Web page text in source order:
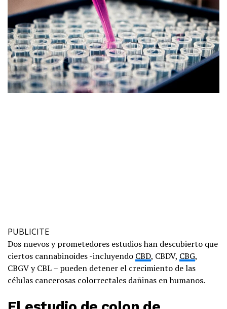
PUBLICITE
Dos nuevos y prometedores estudios han descubierto que
ciertos cannabinoides -incluyendo CBD, CBDV, CBG,
CBGV y CBL – pueden detener el crecimiento de las
células cancerosas colorrectales dañinas en humanos.